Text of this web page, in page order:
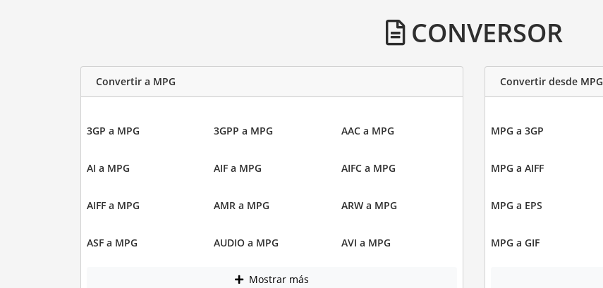
CONVERSOR
Convertir a MPG
3GP a MPG 3GPP a MPG AAC a MPG
AI a MPG AIF a MPG AIFC a MPG
AIFF a MPG AMR a MPG ARW a MPG
ASF a MPG AUDIO a MPG AVI a MPG
Mostrar más
Convertir desde MPG
MPG a 3GP
MPG a AIFF
MPG a EPS
MPG a GIF